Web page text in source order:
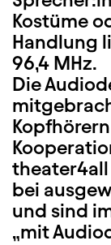
Kostüme
Handlung
96,4 MHz.
Die
bei
und sind
„mit